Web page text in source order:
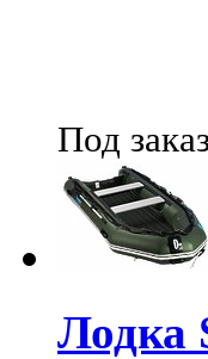
Под
Лодка